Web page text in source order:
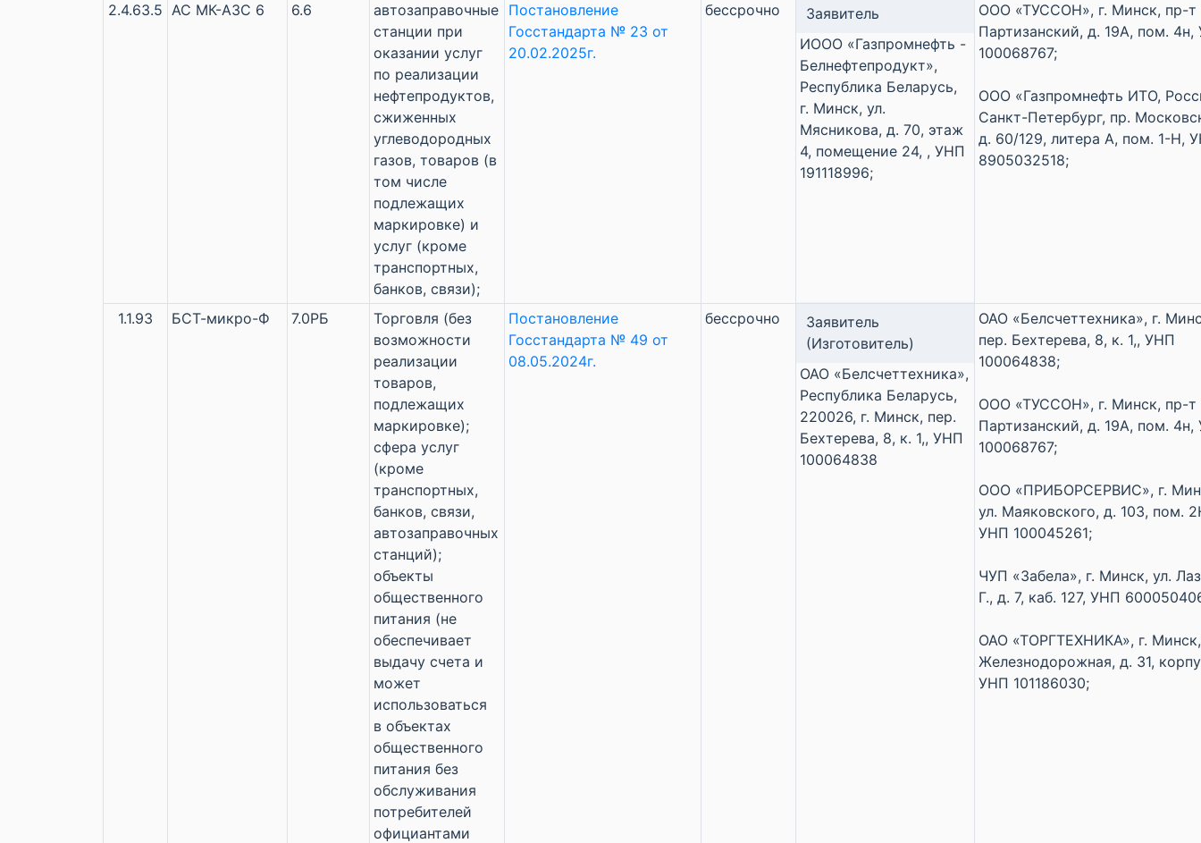
2.4.63.5 АС МК-АЗС 6 6.6
автозаправочные
станции при
оказании услуг
по реализации
нефтепродуктов,
сжиженных
углеводородных
газов, товаров (в
том числе
подлежащих
маркировке) и
услуг (кроме
транспортных,
банков, связи);
Постановление
Госстандарта № 23 от
20.02.2025г.
бессрочно
Заявитель
ИООО «Газпромнефть -
Белнефтепродукт»,
Республика Беларусь,
г. Минск, ул.
Мясникова, д. 70, этаж
4, помещение 24, , УНП
191118996;
ООО «ТУССОН», г. Минск, пр-т
Партизанский, д. 19А, пом.
100068767;
ООО «Газпромнефть ИТО,
Санкт-Петербург, пр.
д. 60/129, литера А, пом. 1-Н,
8905032518;
1.1.93 БСТ-микро-Ф 7.0РБ
Торговля (без
возможности
реализации
товаров,
подлежащих
маркировке);
сфера услуг
(кроме
транспортных,
банков, связи,
автозаправочных
станций);
объекты
общественного
питания (не
обеспечивает
выдачу счета и
может
использоваться
в объектах
общественного
питания без
обслуживания
потребителей
официантами
Постановление
Госстандарта № 49 от
08.05.2024г.
бессрочно
Заявитель
(Изготовитель)
ОАО «Белсчеттехника»,
Республика Беларусь,
220026, г. Минск, пер.
Бехтерева, 8, к. 1,, УНП
100064838
ОАО «Белсчеттехника», г.
пер. Бехтерева, 8, к. 1,, УНП
100064838;
ООО «ТУССОН», г. Минск, пр-т
Партизанский, д. 19А, пом.
100068767;
ООО «ПРИБОРСЕРВИС», г.
ул. Маяковского, д. 103, пом.
УНП 100045261;
ЧУП «Забела», г. Минск, ул.
Г., д. 7, каб. 127, УНП
ОАО «ТОРГТЕХНИКА», г.
Железнодорожная, д. 31,
УНП 101186030;